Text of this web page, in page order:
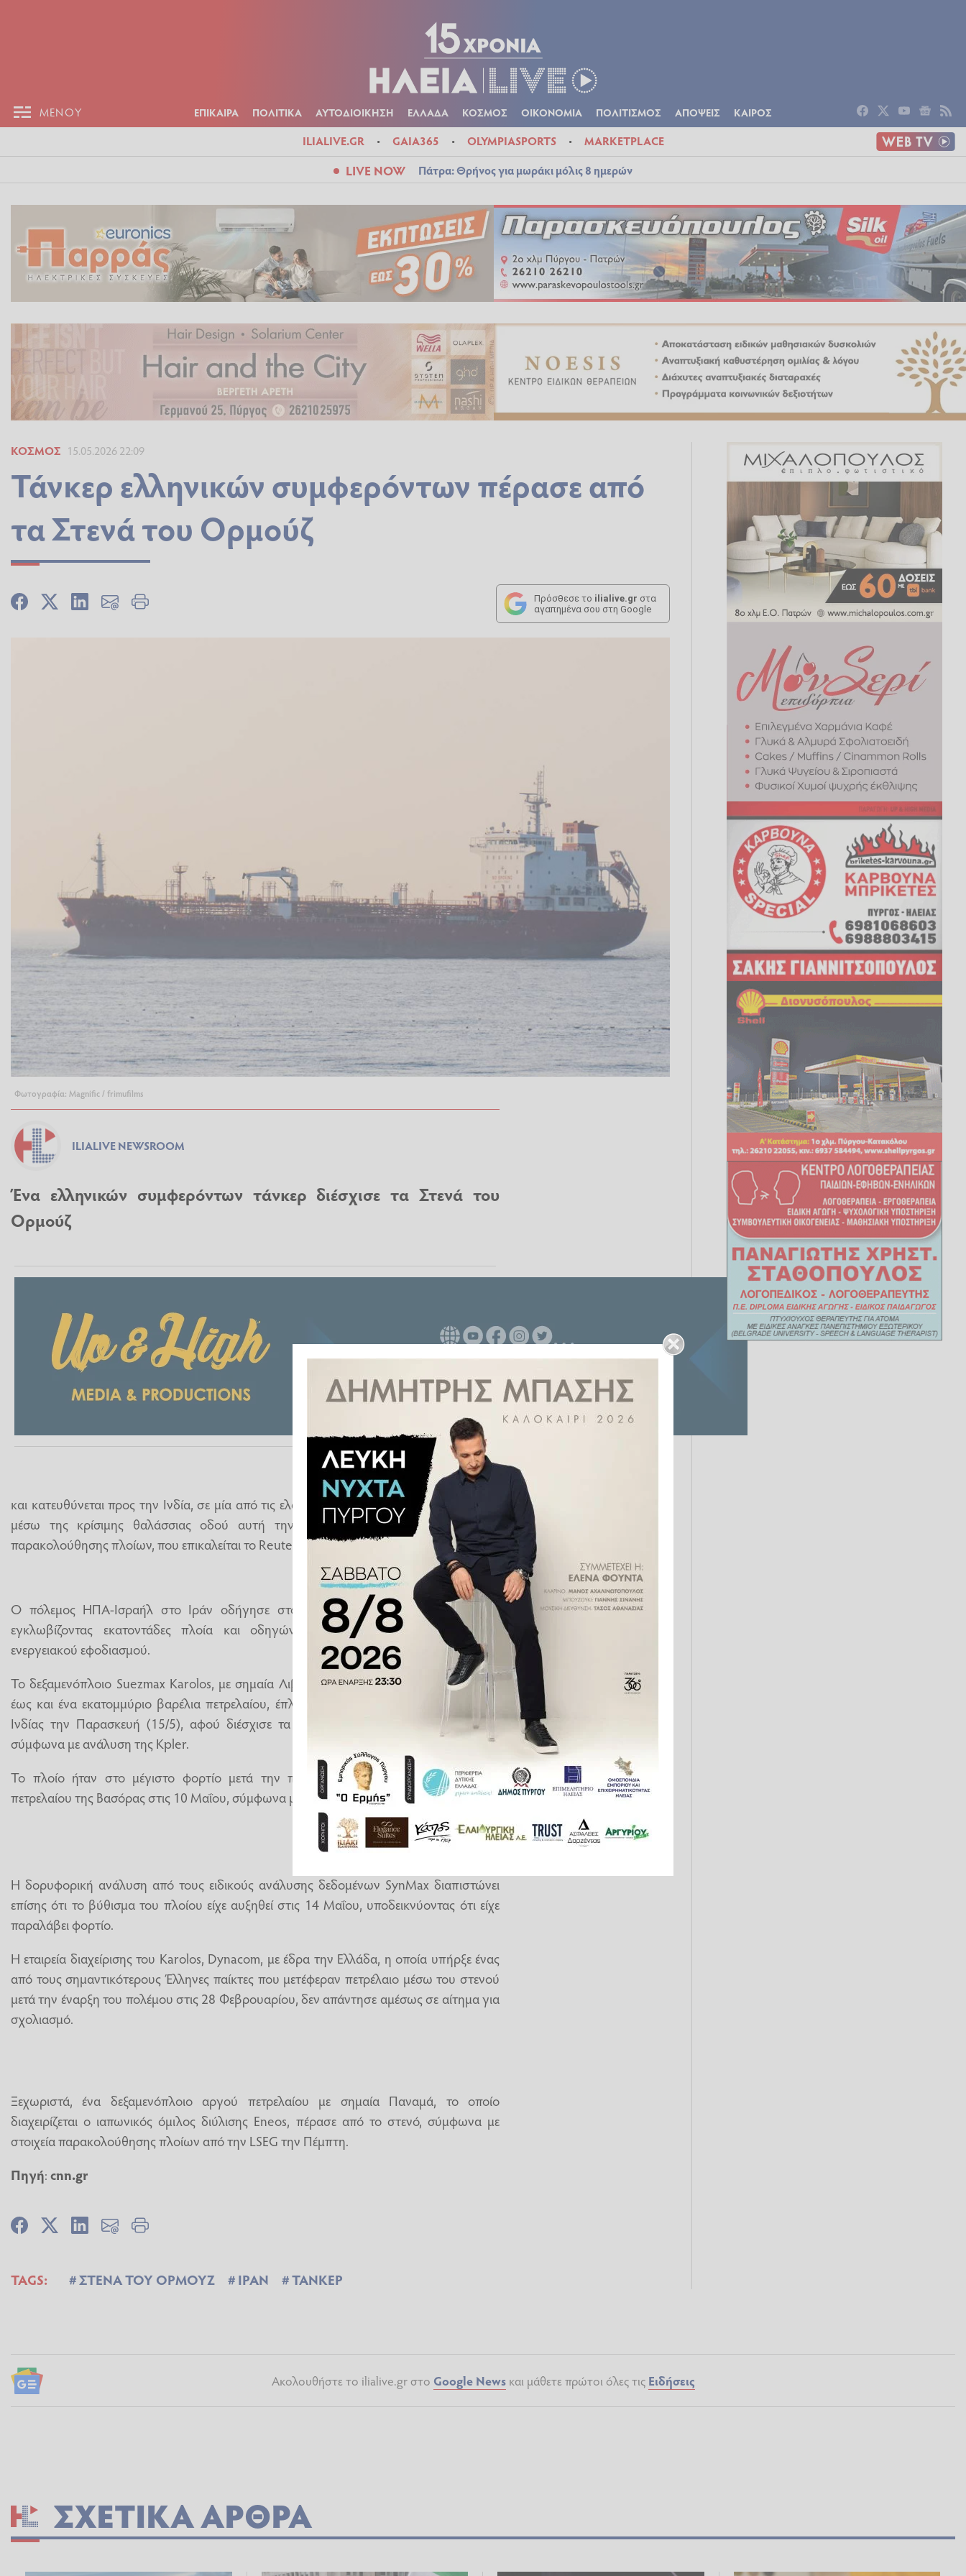
ΜΕΝΟΥ ΕΠΙΚΑΙΡΑ ΠΟΛΙΤΙΚΑ ΑΥΤΟΔΙΟΙΚΗΣΗ ΕΛΛΑΔΑ ΚΟΣΜΟΣ ΟΙΚΟΝΟΜΙΑ ΠΟΛΙΤΙΣΜΟΣ ΑΠΟΨΕΙΣ ΚΑΙΡΟΣ
ILIALIVE.GR GAIA365 OLYMPIASPORTS MARKETPLACE
LIVE NOW Πάτρα: Θρήνος για μωράκι μόλις 8 ημερών
ΚΌΣΜΟΣ 15.05.2026 22:09
Τάνκερ ελληνικών συμφερόντων πέρασε από
τα Στενά του Ορμούζ
Πρόσθεσε το ilialive.gr στα
αγαπημένα σου στη Google
Φωτογραφία: Magnific / frimufilms
ILIALIVE NEWSROOM
Ένα ελληνικών συμφερόντων τάνκερ διέσχισε τα Στενά του
Ορμούζ
και κατευθύνεται προς την Ινδία, σε μία από τις ελάχιστες μεταφορές αργού πετρελαίου
μέσω της κρίσιμης θαλάσσιας οδού αυτή την εβδομάδα, σύμφωνα με στοιχεία
παρακολούθησης πλοίων, που επικαλείται το Reuters.
Ο πόλεμος ΗΠΑ-Ισραήλ στο Ιράν οδήγησε στο ουσιαστικό κλείσιμο των Στενών,
εγκλωβίζοντας εκατοντάδες πλοία και οδηγώντας σε πρωτοφανή διακοπή του
ενεργειακού εφοδιασμού.
Το δεξαμενόπλοιο Suezmax Karolos, με σημαία Λιβερίας, το οποίο μπορεί να μεταφέρει
έως και ένα εκατομμύριο βαρέλια πετρελαίου, έπλεε προς το λιμάνι Σίκκα της δυτικής
Ινδίας την Παρασκευή (15/5), αφού διέσχισε τα Στενά του Ορμούζ στις 14 Μαΐου,
σύμφωνα με ανάλυση της Kpler.
Το πλοίο ήταν στο μέγιστο φορτίο μετά την προσέγγιση στον τερματικό σταθμό
πετρελαίου της Βασόρας στις 10 Μαΐου, σύμφωνα με ανάλυση της Kpler.
Η δορυφορική ανάλυση από τους ειδικούς ανάλυσης δεδομένων SynMax διαπιστώνει
επίσης ότι το βύθισμα του πλοίου είχε αυξηθεί στις 14 Μαΐου, υποδεικνύοντας ότι είχε
παραλάβει φορτίο.
Η εταιρεία διαχείρισης του Karolos, Dynacom, με έδρα την Ελλάδα, η οποία υπήρξε ένας
από τους σημαντικότερους Έλληνες παίκτες που μετέφεραν πετρέλαιο μέσω του στενού
μετά την έναρξη του πολέμου στις 28 Φεβρουαρίου, δεν απάντησε αμέσως σε αίτημα για
σχολιασμό.
Ξεχωριστά, ένα δεξαμενόπλοιο αργού πετρελαίου με σημαία Παναμά, το οποίο
διαχειρίζεται ο ιαπωνικός όμιλος διύλισης Eneos, πέρασε από το στενό, σύμφωνα με
στοιχεία παρακολούθησης πλοίων από την LSEG την Πέμπτη.
Πηγή:cnn.gr
TAGS: ΣΤΕΝΑ ΤΟΥ ΟΡΜΟΥΖ ΙΡΑΝ ΤΑΝΚΕΡ
Ακολουθήστε το ilialive.gr στο Google Newsκαι μάθετε πρώτοι όλες τις Ειδήσεις
ΣΧΕΤΙΚΆ ΆΡΘΡΑ